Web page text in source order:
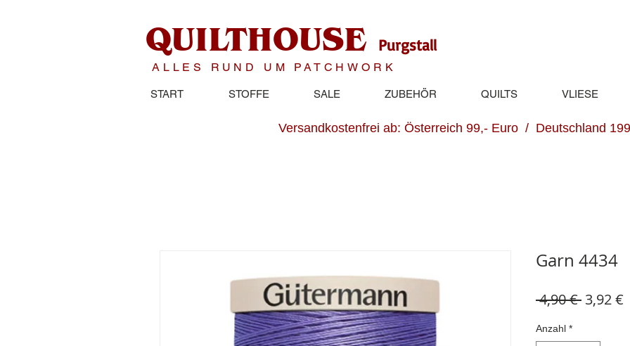
QUILTHOUSE Purgstall
ALLES RUND UM PATCHWORK
START STOFFE SALE ZUBEHÖR QUILTS VLIESE
Versandkostenfrei ab: Österreich 99,- Euro / Deutschland
Garn 4434
4,90 € 3,92 €
Anzahl *